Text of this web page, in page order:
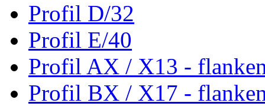
Profil D/32
Profil E/40
Profil AX / X13 -
Profil BX / X17 -